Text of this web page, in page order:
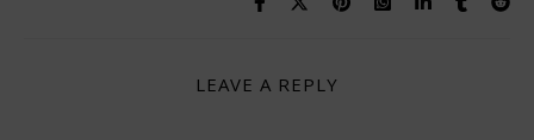
LEAVE A REPLY